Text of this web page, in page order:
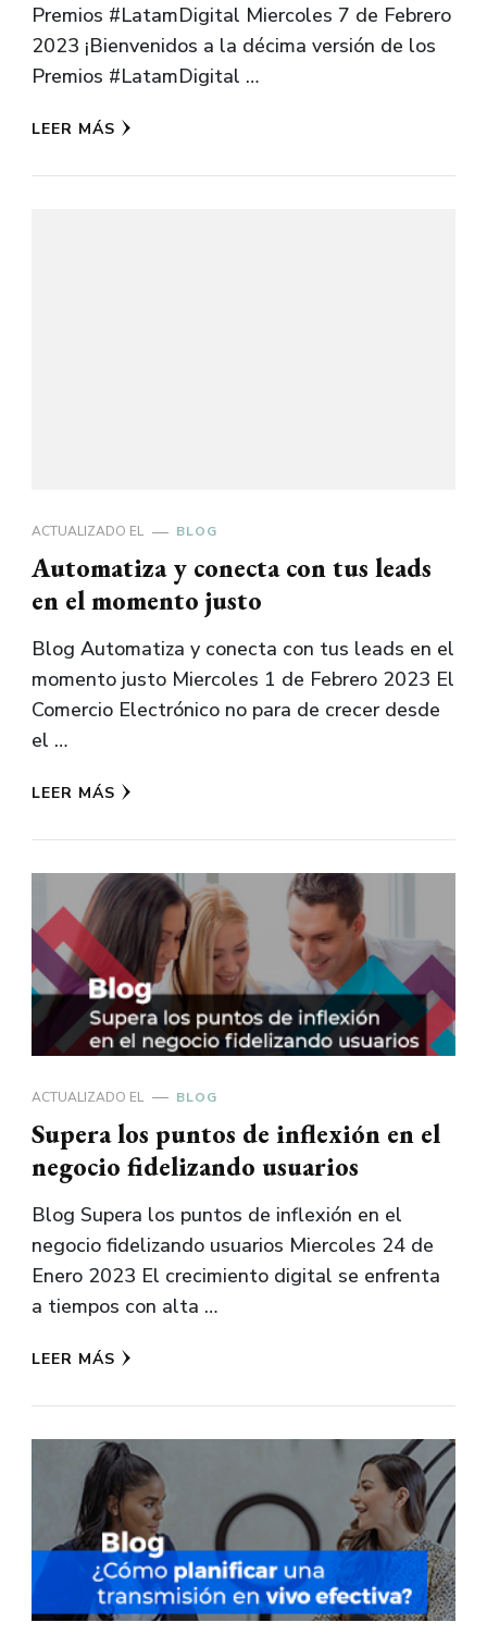
Premios #LatamDigital Miercoles 7 de Febrero
2023 ¡Bienvenidos a la décima versión de los
Premios #LatamDigital …
LEER MÁS
ACTUALIZADO EL BLOG
Automatiza y conecta con tus leads
en el momento justo
Blog Automatiza y conecta con tus leads en el
momento justo Miercoles 1 de Febrero 2023 El
Comercio Electrónico no para de crecer desde
el …
LEER MÁS
ACTUALIZADO EL BLOG
Supera los puntos de inflexión en el
negocio fidelizando usuarios
Blog Supera los puntos de inflexión en el
negocio fidelizando usuarios Miercoles 24 de
Enero 2023 El crecimiento digital se enfrenta
a tiempos con alta …
LEER MÁS